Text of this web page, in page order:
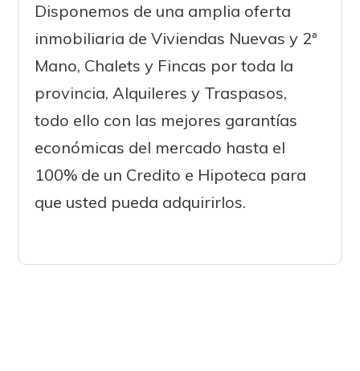
Disponemos de una amplia oferta
inmobiliaria de Viviendas Nuevas y 2ª
Mano, Chalets y Fincas por toda la
provincia, Alquileres y Traspasos,
todo ello con las mejores garantías
económicas del mercado hasta el
100% de un Credito e Hipoteca para
que usted pueda adquirirlos.